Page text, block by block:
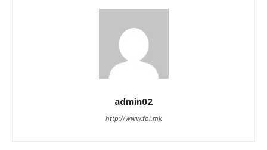
admin02
http://www.fol.mk